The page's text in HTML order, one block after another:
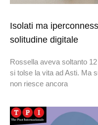
Isolati ma
solitudine digitale
Rossella aveva soltanto
si tolse la vita ad Asti. Ma
non riesce ancora